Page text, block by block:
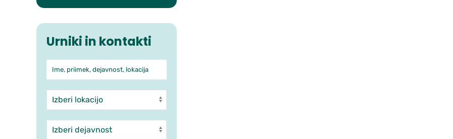
Urniki in kontakti
Iskanje po ambulantah in zdravnikih
Ime, priimek, dejavnost, lokacija
Enota
Dejavnost